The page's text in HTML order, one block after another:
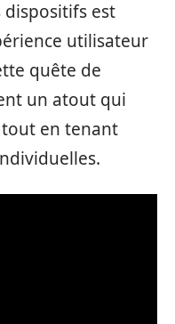
est
utilisateur
quête de
un atout qui
en tenant